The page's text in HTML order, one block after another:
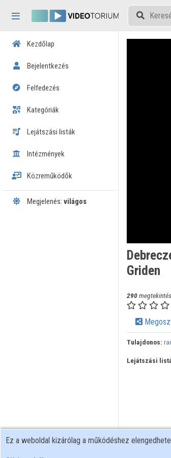
Tartalom kihagyása
Kezdőlap
Bejelentkezés
Felfedezés
Kategóriák
Lejátszási listák
Intézmények
Közreműködők
Megjelenés: világos
Griden
290megtekintés
Tulajdonos:
Lejátszási
Ez a weboldal kizárólag a működéshez